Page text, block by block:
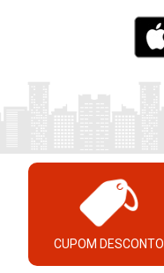
CUPOM DESCONTO